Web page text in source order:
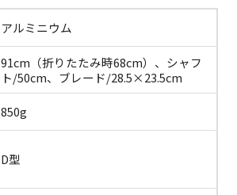
アルミニウム
91cm（折りたたみ時68cm）、シャフ
ト/50cm、ブレード/28.5×23.5cm
850g
D型